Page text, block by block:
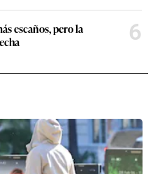
escaños, pero la
6